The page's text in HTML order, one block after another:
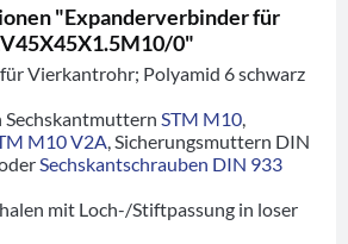
"Expanderverbinder für
0"
Vierkantrohr; Polyamid 6 schwarz
STM M10
M10 V2A , Sicherungsmuttern DIN
Sechskantschrauben DIN 933
mit Loch-/Stiftpassung in loser